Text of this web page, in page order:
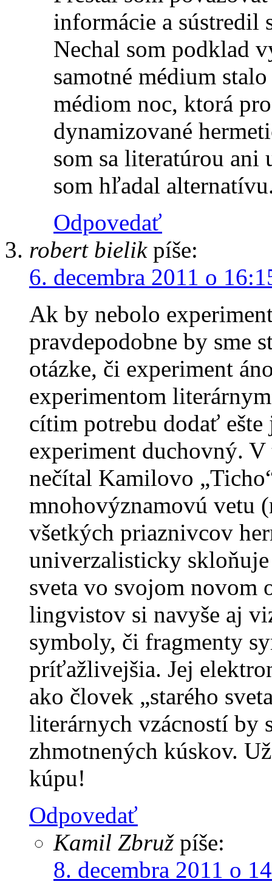
informácie a sústredil
Nechal som podklad
samotné médium
médiom noc, ktorá
dynamizované
som sa literatúrou ani
som hľadal
Odpovedať
robert bielik píše:
6. decembra 2011 o
Ak by nebolo
pravdepodobne by sme
otázke, či experiment
experimentom
cítim potrebu dodať
experiment duchovný.
nečítal Kamilovo
mnohovýznamovú vetu
všetkých priaznivcov
univerzalisticky
sveta vo svojom novom
lingvistov si navyše aj
symboly, či fragmenty
príťažlivejšia. Jej
ako človek „starého
literárnych vzácností by
zhmotnených kúskov.
kúpu!
Odpovedať
Kamil Zbruž píše:
8. decembra 2011 o